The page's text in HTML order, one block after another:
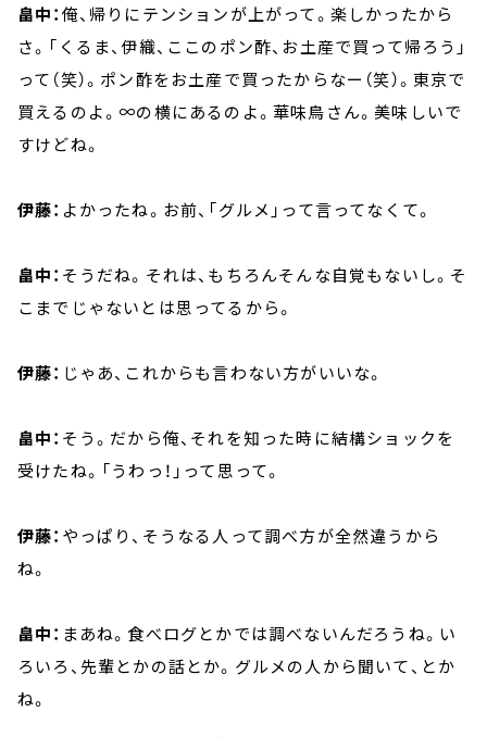
畠中：俺、帰りにテンションが上がって。楽しかったから
さ。「くるま、伊織、ここのポン酢、お土産で買って帰ろう」
って（笑）。ポン酢をお土産で買ったからなー（笑）。東京で
買えるのよ。∞の横にあるのよ。華味鳥さん。美味しいで
すけどね。
伊藤： よかったね。お前、「グルメ」って言ってなくて。
畠中： そうだね。それは、もちろんそんな自覚もないし。そ
こまでじゃないとは思ってるから。
伊藤： じゃあ、これからも言わない方がいいな。
畠中： そう。だから俺、それを知った時に結構ショックを
受けたね。「うわっ！」って思って。
伊藤： やっぱり、そうなる人って調べ方が全然違うから
ね。
畠中： まあね。食べログとかでは調べないんだろうね。い
ろいろ、先輩とかの話とか。グルメの人から聞いて、とか
ね。